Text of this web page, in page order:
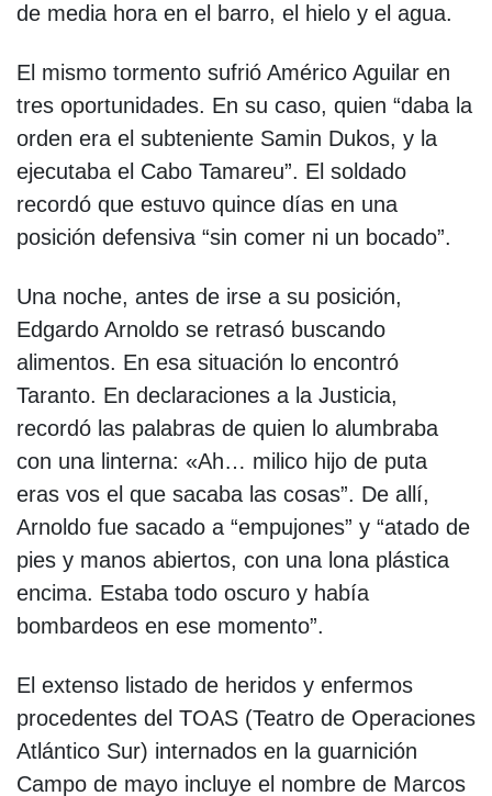
de media hora en el barro, el hielo y el agua.
El mismo tormento sufrió Américo Aguilar en
tres oportunidades. En su caso, quien “daba la
orden era el subteniente Samin Dukos, y la
ejecutaba el Cabo Tamareu”. El soldado
recordó que estuvo quince días en una
posición defensiva “sin comer ni un bocado”.
Una noche, antes de irse a su posición,
Edgardo Arnoldo se retrasó buscando
alimentos. En esa situación lo encontró
Taranto. En declaraciones a la Justicia,
recordó las palabras de quien lo alumbraba
con una linterna: «Ah… milico hijo de puta
eras vos el que sacaba las cosas”. De allí,
Arnoldo fue sacado a “empujones” y “atado de
pies y manos abiertos, con una lona plástica
encima. Estaba todo oscuro y había
bombardeos en ese momento”.
El extenso listado de heridos y enfermos
procedentes del TOAS (Teatro de Operaciones
Atlántico Sur) internados en la guarnición
Campo de mayo incluye el nombre de Marcos